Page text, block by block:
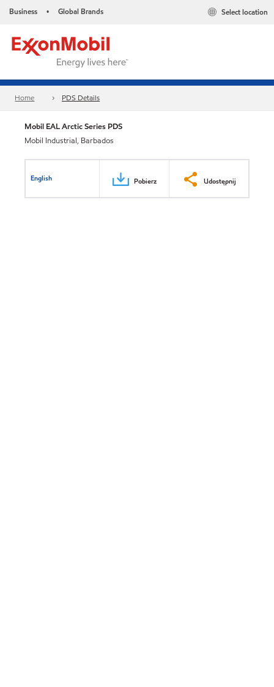
Business • Global Brands Select location
Home PDS Details
Mobil EAL Arctic Series PDS
Mobil Industrial, Barbados
English Pobierz Udostępnij